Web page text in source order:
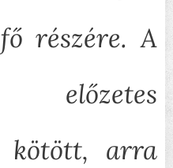
fő részére. A
kötött, arra